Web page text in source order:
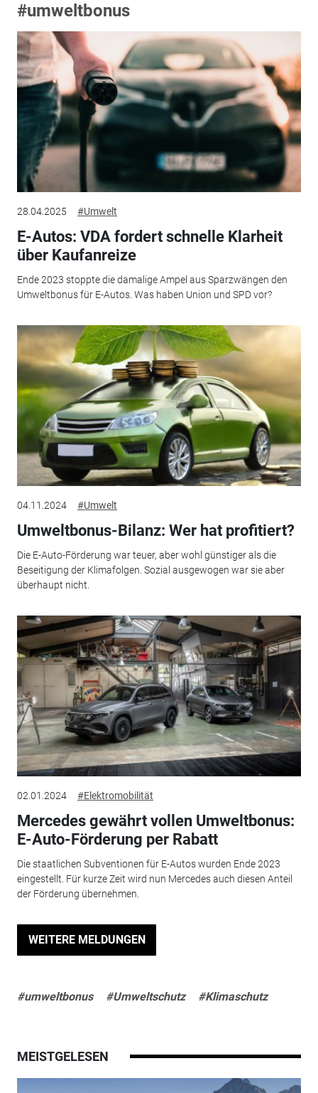
#umweltbonus
28.04.2025 #Umwelt
E-Autos: VDA fordert schnelle Klarheit
über Kaufanreize
Ende 2023 stoppte die damalige Ampel aus Sparzwängen den
Umweltbonus für E-Autos. Was haben Union und SPD vor?
04.11.2024 #Umwelt
Umweltbonus-Bilanz: Wer hat profitiert?
Die E-Auto-Förderung war teuer, aber wohl günstiger als die
Beseitigung der Klimafolgen. Sozial ausgewogen war sie aber
überhaupt nicht.
02.01.2024 #Elektromobilität
Mercedes gewährt vollen Umweltbonus:
E-Auto-Förderung per Rabatt
Die staatlichen Subventionen für E-Autos wurden Ende 2023
eingestellt. Für kurze Zeit wird nun Mercedes auch diesen Anteil
der Förderung übernehmen.
WEITERE MELDUNGEN
#umweltbonus #Umweltschutz #Klimaschutz
MEISTGELESEN